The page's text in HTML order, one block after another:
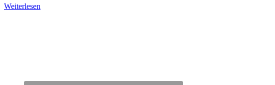
Weiterlesen